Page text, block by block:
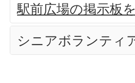
駅前広場の掲示板
シニアボランティ